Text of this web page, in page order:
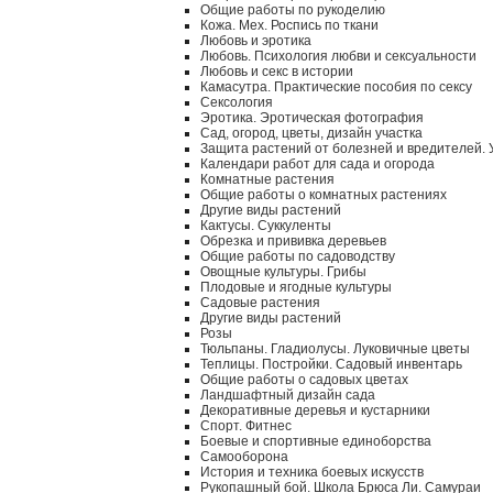
Общие работы по рукоделию
Кожа. Мех. Роспись по ткани
Любовь и эротика
Любовь. Психология любви и сексуальности
Любовь и секс в истории
Камасутра. Практические пособия по сексу
Сексология
Эротика. Эротическая фотография
Сад, огород, цветы, дизайн участка
Защита растений от болезней и вредителей.
Календари работ для сада и огорода
Комнатные растения
Общие работы о комнатных растениях
Другие виды растений
Кактусы. Суккуленты
Обрезка и прививка деревьев
Общие работы по садоводству
Овощные культуры. Грибы
Плодовые и ягодные культуры
Садовые растения
Другие виды растений
Розы
Тюльпаны. Гладиолусы. Луковичные цветы
Теплицы. Постройки. Садовый инвентарь
Общие работы о садовых цветах
Ландшафтный дизайн сада
Декоративные деревья и кустарники
Спорт. Фитнес
Боевые и спортивные единоборства
Самооборона
История и техника боевых искусств
Рукопашный бой. Школа Брюса Ли. Самураи